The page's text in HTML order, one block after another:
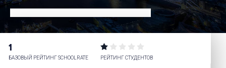
1
БАЗОВЫЙ РЕЙТИНГ SCHOOLRATE РЕЙТИНГ СТУДЕНТОВ